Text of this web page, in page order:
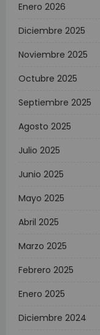
Enero 2026
Diciembre 2025
Noviembre 2025
Octubre 2025
Septiembre 2025
Agosto 2025
Julio 2025
Junio 2025
Mayo 2025
Abril 2025
Marzo 2025
Febrero 2025
Enero 2025
Diciembre 2024